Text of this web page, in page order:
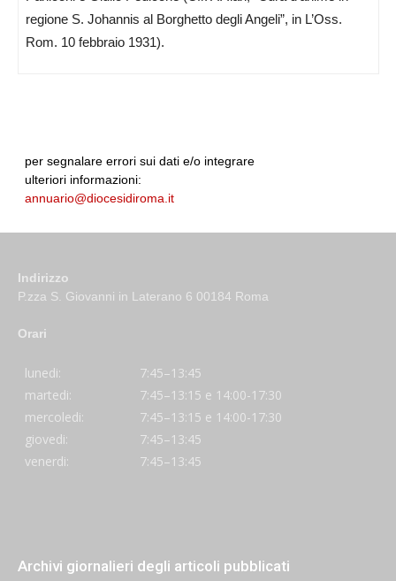
regione S. Johannis al Borghetto degli Angeli”, in L’Oss.
Rom. 10 febbraio 1931).
per segnalare errori sui dati e/o integrare
ulteriori informazioni:
annuario@diocesidiroma.it
Indirizzo
P.zza S. Giovanni in Laterano 6 00184 Roma
Orari
lunedi:
7:45–13:45
martedi:
7:45–13:15 e 14:00-17:30
mercoledi:
7:45–13:15 e 14:00-17:30
giovedi:
7:45–13:45
venerdi:
7:45–13:45
Archivi giornalieri degli articoli pubblicati